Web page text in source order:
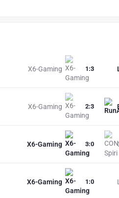
X6-Gaming 1 :3
X6-Gaming 2:3
X6-Gaming 3:0
X6-Gaming 1 :0